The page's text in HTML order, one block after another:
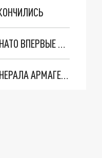
"ОЧЕНЬ ПЛОХИЕ НОВОСТИ": БОЛЬШАЯ ОШИБКА PALANTIR В РОССИИ. СТРАНЫ НАТО ВПЕРВЫЕ ЗА СВО ОСТАНОВИЛИ ПОСТАВКИ ОРУЖИЯ. ВСУ ТЕРЯЮТ ПРИГРАНИЧЬЕ?
ТРИ ГЛАВНЫХ ИНСАЙДА ОБ СВО. ОТМЕНА МОБИЛИЗАЦИИ И ВОЗВРАЩЕНИЕ "ГЕНЕРАЛА АРМАГЕДДОНА"? ОТЛИЧНЫЕ НОВОСТИ, КОТОРЫЕ ЖДАЛИ ВСЕ